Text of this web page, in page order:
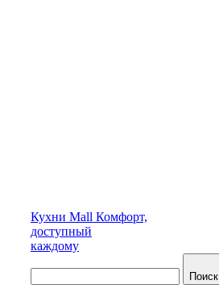
Кухни Mall Комфорт,
доступный
каждому
Поиск